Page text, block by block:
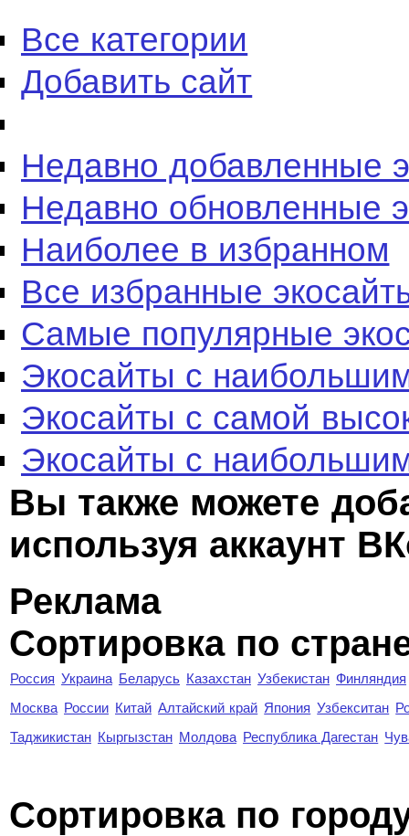
Все категории
Добавить сайт
Недавно добавленные
Недавно обновленные
Наиболее в избранном
Все избранные
Самые популярные
Экосайты с
Экосайты с самой
Экосайты с
Вы также можете
используя аккаунт
Реклама
Сортировка по
Россия Украина Беларусь Казахстан Узбекистан Финляндия
Москва России Китай Алтайский край Япония Узбекситан
Таджикистан Кыргызстан Молдова Республика Дагестан
Cортировка по